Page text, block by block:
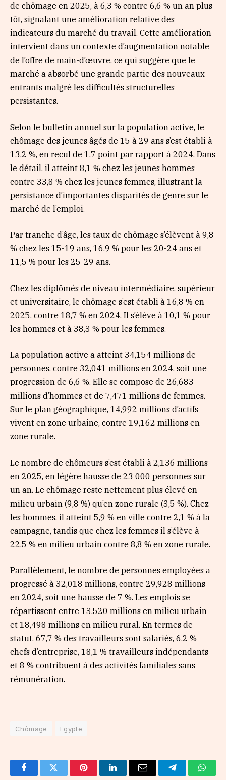
de chômage en 2025, à 6,3 % contre 6,6 % un an plus
tôt, signalant une amélioration relative des
indicateurs du marché du travail. Cette amélioration
intervient dans un contexte d’augmentation notable
de l’offre de main-d’œuvre, ce qui suggère que le
marché a absorbé une grande partie des nouveaux
entrants malgré les difficultés structurelles
persistantes.
Selon le bulletin annuel sur la population active, le
chômage des jeunes âgés de 15 à 29 ans s’est établi à
13,2 %, en recul de 1,7 point par rapport à 2024. Dans
le détail, il atteint 8,1 % chez les jeunes hommes
contre 33,8 % chez les jeunes femmes, illustrant la
persistance d’importantes disparités de genre sur le
marché de l’emploi.
Par tranche d’âge, les taux de chômage s’élèvent à 9,8
% chez les 15-19 ans, 16,9 % pour les 20-24 ans et
11,5 % pour les 25-29 ans.
Chez les diplômés de niveau intermédiaire, supérieur
et universitaire, le chômage s’est établi à 16,8 % en
2025, contre 18,7 % en 2024. Il s’élève à 10,1 % pour
les hommes et à 38,3 % pour les femmes.
La population active a atteint 34,154 millions de
personnes, contre 32,041 millions en 2024, soit une
progression de 6,6 %. Elle se compose de 26,683
millions d’hommes et de 7,471 millions de femmes.
Sur le plan géographique, 14,992 millions d’actifs
vivent en zone urbaine, contre 19,162 millions en
zone rurale.
Le nombre de chômeurs s’est établi à 2,136 millions
en 2025, en légère hausse de 23 000 personnes sur
un an. Le chômage reste nettement plus élevé en
milieu urbain (9,8 %) qu’en zone rurale (3,5 %). Chez
les hommes, il atteint 5,9 % en ville contre 2,1 % à la
campagne, tandis que chez les femmes il s’élève à
22,5 % en milieu urbain contre 8,8 % en zone rurale.
Parallèlement, le nombre de personnes employées a
progressé à 32,018 millions, contre 29,928 millions
en 2024, soit une hausse de 7 %. Les emplois se
répartissent entre 13,520 millions en milieu urbain
et 18,498 millions en milieu rural. En termes de
statut, 67,7 % des travailleurs sont salariés, 6,2 %
chefs d’entreprise, 18,1 % travailleurs indépendants
et 8 % contribuent à des activités familiales sans
rémunération.
Chômage Egypte
FacebookTwitter PinterestLinkedInEmail Telegram